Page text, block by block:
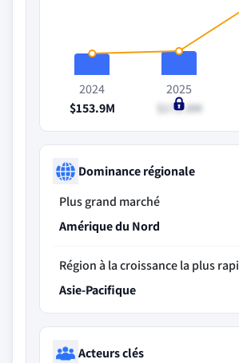
2024
$153.9M
2025
$171.8M
Dominance régionale
Plus grand marché
Amérique du Nord
Région à la croissance la plus
Asie-Pacifique
Acteurs clés